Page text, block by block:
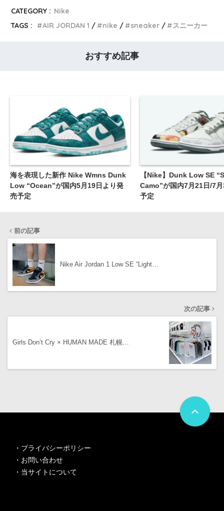
CATEGORY : Nike
TAGS :
AIR JORDAN 1 nike sneaker スニーカー
おすすめ記事
海を表現した新作 Nike Wmns Dunk
Low “Ocean”が国内5月19日より発
売予定
【Nike】Dunk Low SE
Camo”が国内7月21日/7
予定
前の記事
Nike Air Jordan 1 Low SE “Light…
次の記事
Girls Don’t Cry × HUMAN MADE 札幌…
・ プライバシーポリシー
・ お問い合わせ
・ 当サイトについて